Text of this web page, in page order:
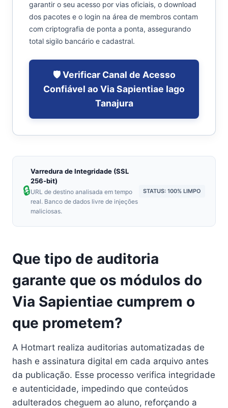
garantir o seu acesso por vias oficiais, o download
dos pacotes e o login na área de membros contam
com criptografia de ponta a ponta, assegurando
total sigilo bancário e cadastral.
🛡️ Verificar Canal de Acesso
Confiável ao Via Sapientiae Iago
Tanajura
🔒
Varredura de Integridade (SSL
256-bit)
URL de destino analisada em tempo
real. Banco de dados livre de injeções
maliciosas.
STATUS: 100% LIMPO
Que tipo de auditoria
garante que os módulos do
Via Sapientiae cumprem o
que prometem?
A Hotmart realiza auditorias automatizadas de
hash e assinatura digital em cada arquivo antes
da publicação. Esse processo verifica integridade
e autenticidade, impedindo que conteúdos
adulterados cheguem ao aluno, reforçando a